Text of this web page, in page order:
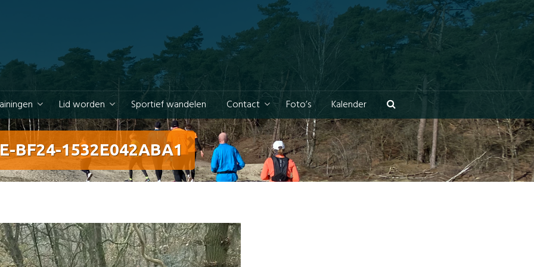
Lid worden Sportief wandelen Contact Foto’s Kalender
BF24-1532E042ABA1